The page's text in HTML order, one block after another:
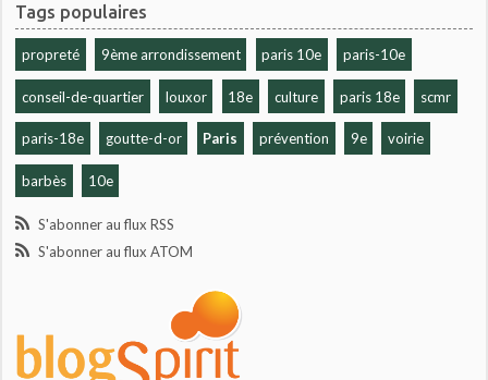
Tags populaires
propreté 9ème arrondissement paris 10e paris-10e
conseil-de-quartier louxor 18e culture paris 18e scmr
paris-18e goutte-d-or Paris prévention 9e voirie
barbès 10e
S'abonner au flux RSS
S'abonner au flux ATOM